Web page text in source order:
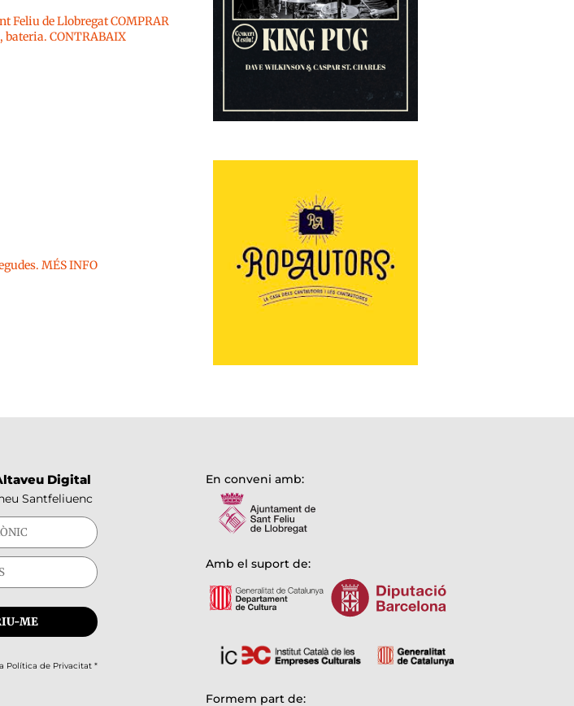
Feliu de Llobregat COMPRAR
CONTRABAIX
MÉS INFO
Digital
Santfeliuenc
Política de Privacitat*
En conveni amb:
Amb el suport de:
Formem part de: